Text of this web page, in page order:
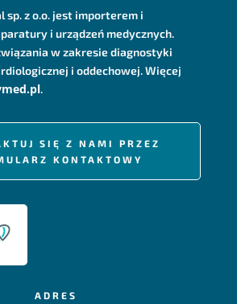
sp. z o.o. jest importerem i
i urządzeń medycznych.
w zakresie diagnostyki
i oddechowej. Więcej
.
SIĘ Z NAMI PRZEZ
KONTAKTOWY
ADRES